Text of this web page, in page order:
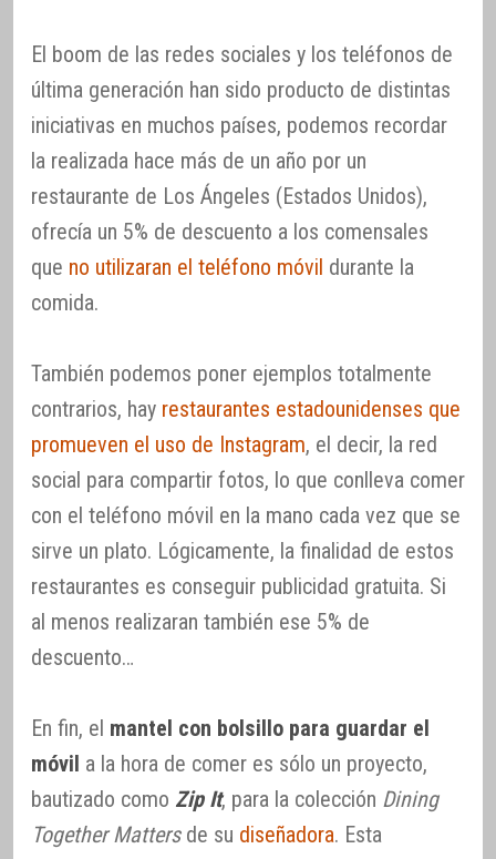
El boom de las redes sociales y los teléfonos de
última generación han sido producto de distintas
iniciativas en muchos países, podemos recordar
la realizada hace más de un año por un
restaurante de Los Ángeles (Estados Unidos),
ofrecía un 5% de descuento a los comensales
que no utilizaran el teléfono móvil durante la
comida.
También podemos poner ejemplos totalmente
contrarios, hay restaurantes estadounidenses que
promueven el uso de Instagram, el decir, la red
social para compartir fotos, lo que conlleva comer
con el teléfono móvil en la mano cada vez que se
sirve un plato. Lógicamente, la finalidad de estos
restaurantes es conseguir publicidad gratuita. Si
al menos realizaran también ese 5% de
descuento…
En fin, el mantel con bolsillo para guardar el
móvil a la hora de comer es sólo un proyecto,
bautizado como Zip It, para la colección Dining
Together Mattersde su diseñadora. Esta